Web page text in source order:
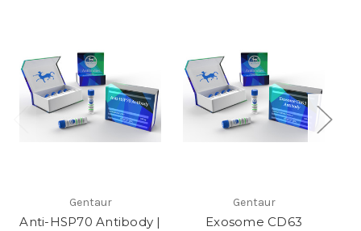
Gentaur
Anti-HSP70 Antibody |
Gentaur
Exosome CD63